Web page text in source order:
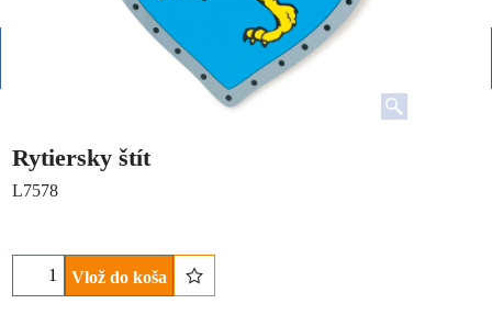
Rytiersky štít
L7578
Vlož do koša